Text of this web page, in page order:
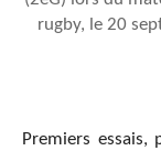
rugby, le 20
Premiers